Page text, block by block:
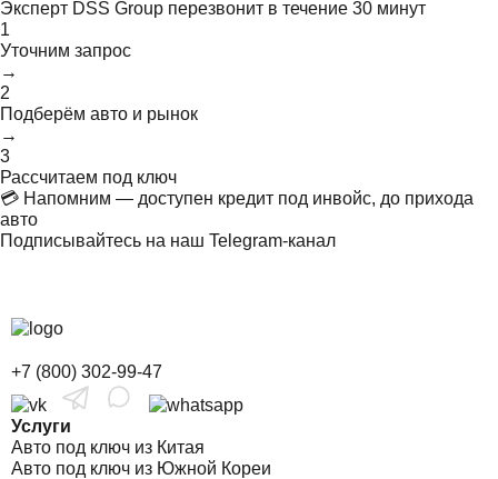
Эксперт DSS Group перезвонит в течение 30 минут
1
Уточним запрос
→
2
Подберём авто и рынок
→
3
Рассчитаем под ключ
💳 Напомним — доступен кредит под инвойс, до прихода
авто
Подписывайтесь на наш Telegram-канал
+7 (800) 302-99-47
Услуги
Авто под ключ из Китая
Авто под ключ из Южной Кореи